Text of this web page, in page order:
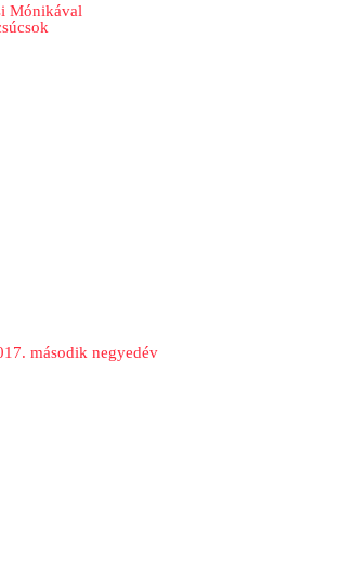
Mónikával
második negyedév